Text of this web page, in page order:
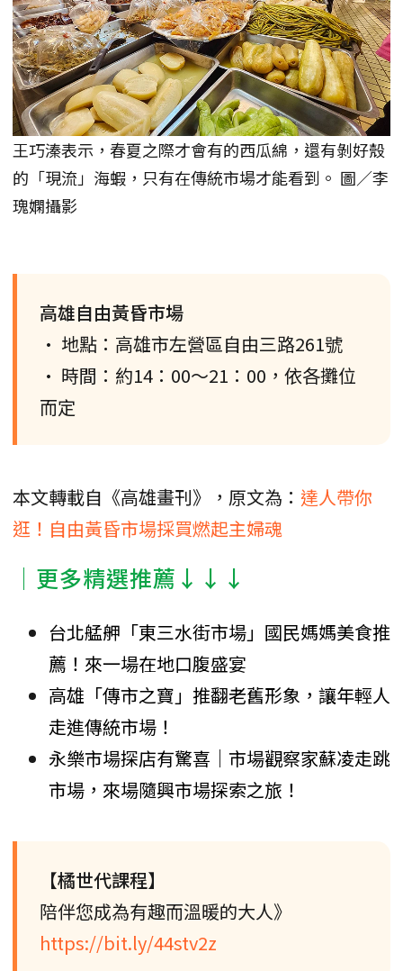
王巧溱表示，春夏之際才會有的西瓜綿，還有剝好殼
的「現流」海蝦，只有在傳統市場才能看到。 圖／李
瑰嫻攝影
高雄自由黃昏市場
• 地點：高雄市左營區自由三路261號
• 時間：約14：00～21：00，依各攤位
而定
本文轉載自《高雄畫刊》，原文為： 達人帶你
逛！自由黃昏市場採買燃起主婦魂
│更多精選推薦↓↓↓
台北艋舺「東三水街市場」國民媽媽美食推
薦！來一場在地口腹盛宴
高雄「傳市之寶」推翻老舊形象，讓年輕人
走進傳統市場！
永樂市場探店有驚喜｜市場觀察家蘇凌走跳
市場，來場隨興市場探索之旅！
【橘世代課程】
陪伴您成為有趣而溫暖的大人》
https://bit.ly/44stv2z